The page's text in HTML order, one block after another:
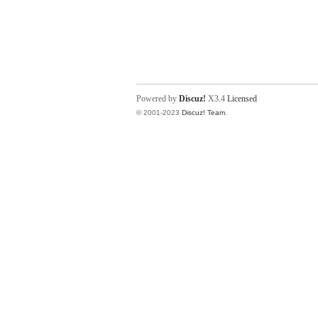
Powered by Discuz! X3.4 Licensed
© 2001-2023 Discuz! Team